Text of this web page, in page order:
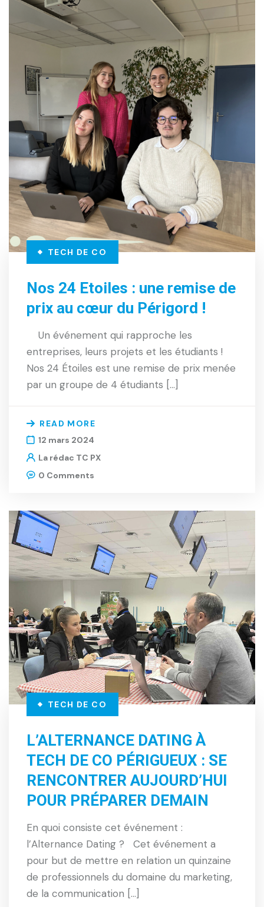
TECH DE CO
Nos 24 Etoiles : une remise de
prix au cœur du Périgord !
Un événement qui rapproche les
entreprises, leurs projets et les étudiants !
Nos 24 Étoiles est une remise de prix menée
par un groupe de 4 étudiants […]
READ MORE
12 mars 2024
La rédac TC PX
0 Comments
TECH DE CO
L’ALTERNANCE DATING À
TECH DE CO PÉRIGUEUX : SE
RENCONTRER AUJOURD’HUI
POUR PRÉPARER DEMAIN
En quoi consiste cet événement :
l’Alternance Dating ? Cet événement a
pour but de mettre en relation un quinzaine
de professionnels du domaine du marketing,
de la communication […]